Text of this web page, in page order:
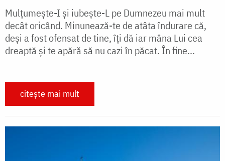
Mulțumește-I și iubește-L pe Dumnezeu mai mult
decât oricând. Minunează-te de atâta îndurare că,
deși a fost ofensat de tine, îți dă iar mâna Lui cea
dreaptă şi te apără să nu cazi în păcat. În fine...
citește mai mult